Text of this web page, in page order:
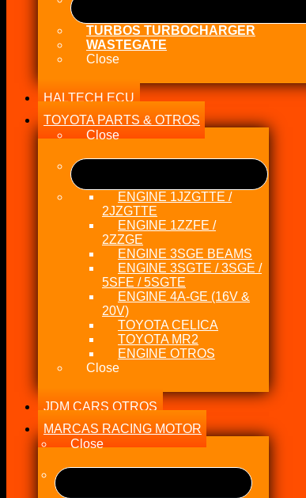
TURBOS TURBOCHARGER
WASTEGATE
Close
HALTECH ECU
TOYOTA PARTS & OTROS
Close
ENGINE 1JZGTTE /
2JZGTTE
ENGINE 1ZZFE /
2ZZGE
ENGINE 3SGE BEAMS
ENGINE 3SGTE / 3SGE /
5SFE / 5SGTE
ENGINE 4A-GE (16V &
20V)
TOYOTA CELICA
TOYOTA MR2
ENGINE OTROS
Close
JDM CARS OTROS
MARCAS RACING MOTOR
Close